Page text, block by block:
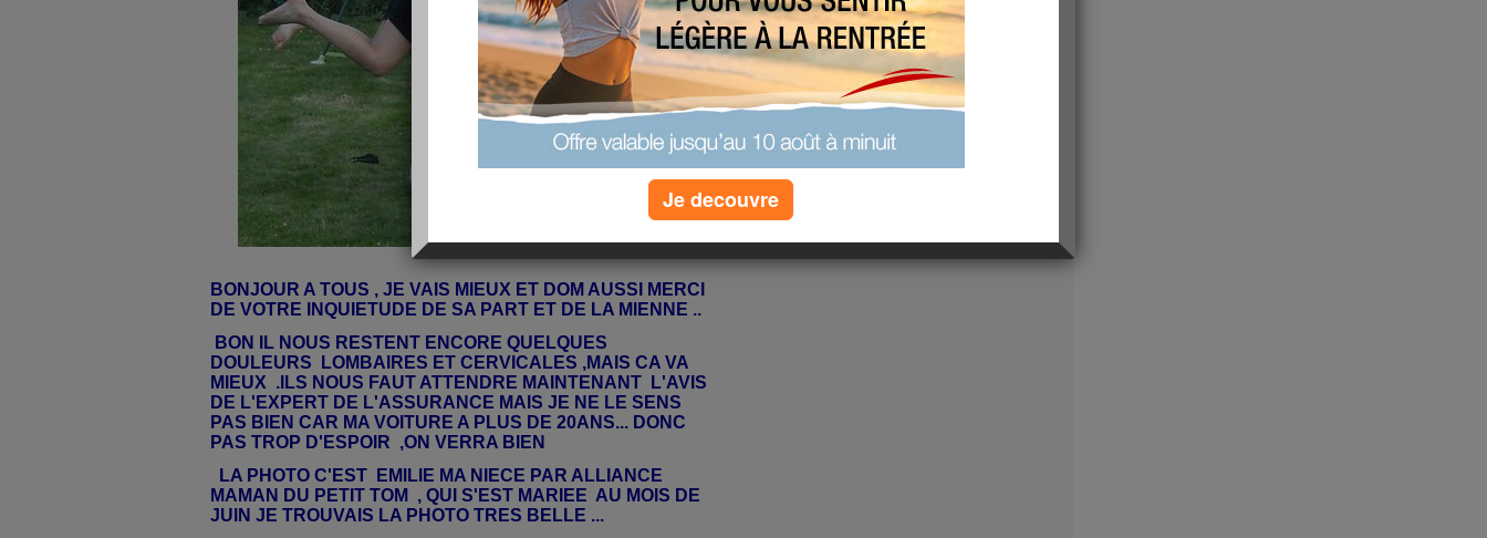
BONJOUR A TOUS , JE VAIS MIEUX ET DOM AUSSI
MERCI
DE VOTRE INQUIETUDE DE SA PART ET DE LA MIENNE ..
BON IL NOUS RESTENT ENCORE QUELQUES
DOULEURS LOMBAIRES ET CERVICALES ,MAIS CA VA
MIEUX .ILS NOUS FAUT ATTENDRE MAINTENANT L'AVIS
DE L'EXPERT DE L'ASSURANCE MAIS JE NE LE SENS
PAS BIEN CAR MA VOITURE A PLUS DE 20ANS... DONC
PAS TROP D'ESPOIR ,ON VERRA BIEN
LA PHOTO C'EST EMILIE MA NIECE PAR ALLIANCE
MAMAN DU PETIT TOM , QUI S'EST MARIEE AU MOIS DE
JUIN JE TROUVAIS LA PHOTO TRES BELLE ...
Je decouvre